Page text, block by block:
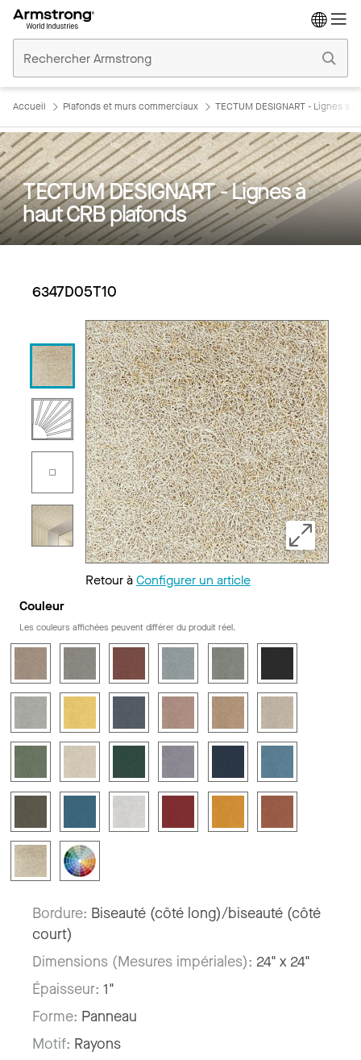
Plafonds
Commerciaux
Accueil Plafonds et murs commerciaux TECTUM DESIGNART - Lignes à
TECTUM DESIGNART - Lignes à
haut CRB plafonds
6347D05T10
Retour àConfigurer un article
Couleur
Les couleurs affichées peuvent différer du produit réel.
Bordure: Biseauté (côté long)/biseauté (côté
court)
Dimensions (Mesures impériales): 24" x 24"
Épaisseur: 1"
Forme: Panneau
Motif: Rayons